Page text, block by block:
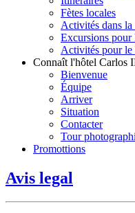
Fètes locales
Activités dans la
Excursions pour
Activités pour le
Connaît l'hôtel Carlos
Bienvenue
Équipe
Arriver
Situation
Contacter
Tour
Promottions
Avis legal